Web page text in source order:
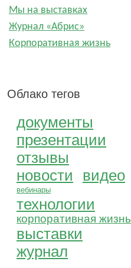
Мы на выставках
Журнал «Абрис»
Корпоративная жизнь
Облако тегов
документы
презентации
отзывы
новости
видео
вебинары
технологии
корпоративная жизнь
выставки
журнал